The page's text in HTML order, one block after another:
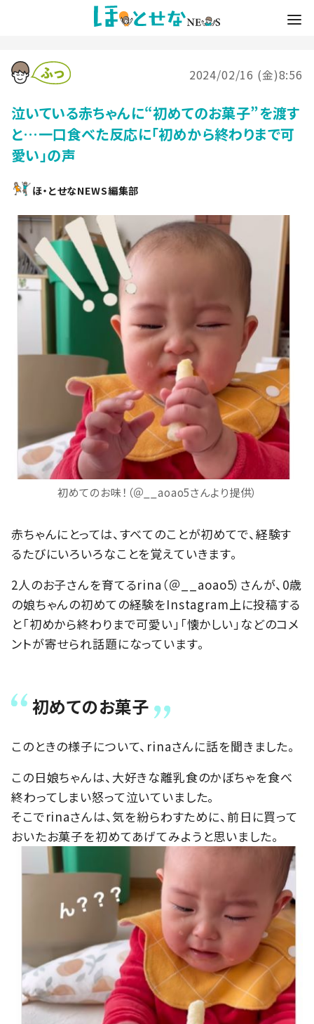
2024/02/16 (金)8:56
泣いている赤ちゃんに“初めてのお菓子”を渡す
と…一口食べた反応に「初めから終わりまで可
愛い」の声
ほ・とせなNEWS編集部
初めてのお味！（＠__aoao5さんより提供）
赤ちゃんにとっては、すべてのことが初めてで、経験す
るたびにいろいろなことを覚えていきます。
2人のお子さんを育てるrina（＠__aoao5）さんが、0歳
の娘ちゃんの初めての経験をInstagram上に投稿する
と「初めから終わりまで可愛い」「懐かしい」などのコメ
ントが寄せられ話題になっています。
初めてのお菓子
このときの様子について、rinaさんに話を聞きました。
この日娘ちゃんは、大好きな離乳食のかぼちゃを食べ
終わってしまい怒って泣いていました。
そこでrinaさんは、気を紛らわすために、前日に買って
おいたお菓子を初めてあげてみようと思いました。